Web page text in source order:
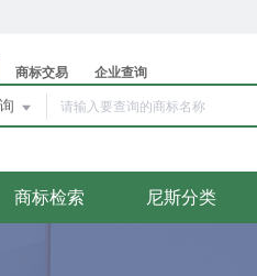
商标交易 企业查询
商标检索 尼斯分类